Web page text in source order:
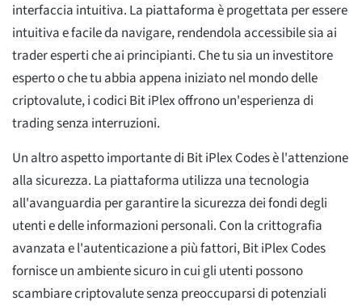
interfaccia intuitiva. La piattaforma è progettata per essere
intuitiva e facile da navigare, rendendola accessibile sia ai
trader esperti che ai principianti. Che tu sia un investitore
esperto o che tu abbia appena iniziato nel mondo delle
criptovalute, i codici Bit iPlex offrono un'esperienza di
trading senza interruzioni.
Un altro aspetto importante di Bit iPlex Codes è l'attenzione
alla sicurezza. La piattaforma utilizza una tecnologia
all'avanguardia per garantire la sicurezza dei fondi degli
utenti e delle informazioni personali. Con la crittografia
avanzata e l'autenticazione a più fattori, Bit iPlex Codes
fornisce un ambiente sicuro in cui gli utenti possono
scambiare criptovalute senza preoccuparsi di potenziali